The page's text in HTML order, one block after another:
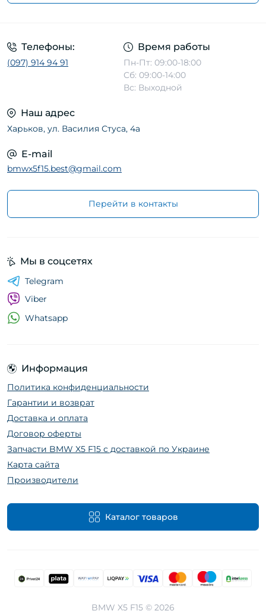
Телефоны:
(097) 914 94 91
Время работы
Пн-Пт: 09:00-18:00
Сб: 09:00-14:00
Вс: Выходной
Наш адрес
Харьков, ул. Василия Стуса, 4а
E-mail
bmwx5f15.best@gmail.com
Перейти в контакты
Информация
Политика конфиденциальности
Гарантии и возврат
Доставка и оплата
Договор оферты
Запчасти BMW X5 F15 с доставкой по Украине
Карта сайта
Производители
Каталог товаров
Мы в соцсетях
Telegram
Viber
Whatsapp
BMW X5 F15 © 2026